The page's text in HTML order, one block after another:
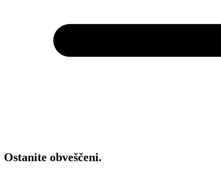
Ostanite obveščeni.